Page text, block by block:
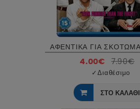
4.00€ 7.90€
✓Διαθέσιμο
ΣΤΟ ΚΑΛΑΘΙ